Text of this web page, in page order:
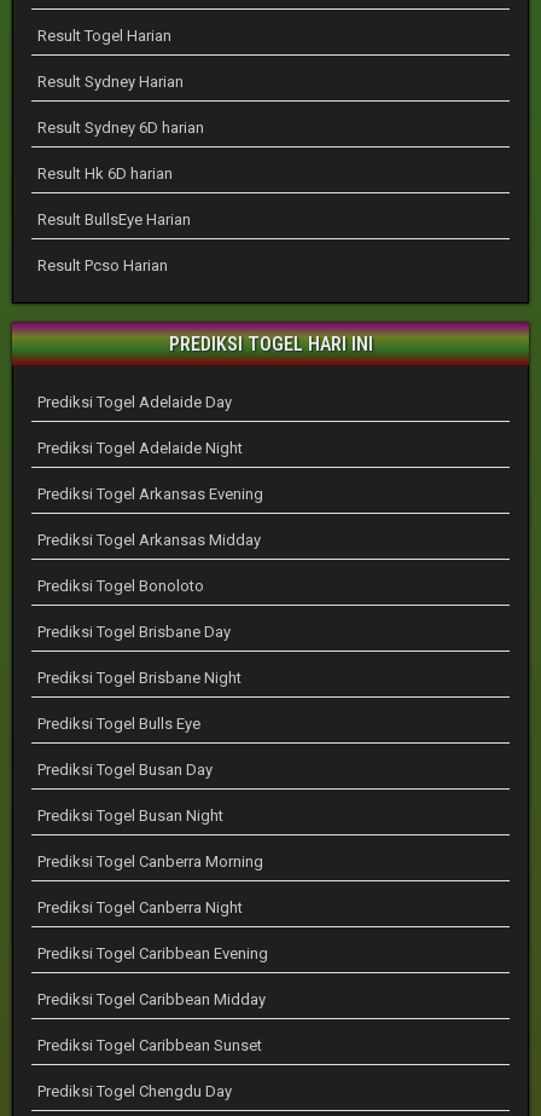
Result Togel Harian
Result Sydney Harian
Result Sydney 6D harian
Result Hk 6D harian
Result BullsEye Harian
Result Pcso Harian
PREDIKSI TOGEL HARI INI
Prediksi Togel Adelaide Day
Prediksi Togel Adelaide Night
Prediksi Togel Arkansas Evening
Prediksi Togel Arkansas Midday
Prediksi Togel Bonoloto
Prediksi Togel Brisbane Day
Prediksi Togel Brisbane Night
Prediksi Togel Bulls Eye
Prediksi Togel Busan Day
Prediksi Togel Busan Night
Prediksi Togel Canberra Morning
Prediksi Togel Canberra Night
Prediksi Togel Caribbean Evening
Prediksi Togel Caribbean Midday
Prediksi Togel Caribbean Sunset
Prediksi Togel Chengdu Day